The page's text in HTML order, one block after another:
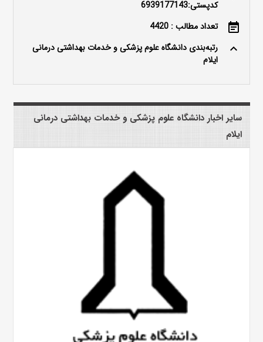
کدپستی:6939177143
event_note تعداد مطالب : 4420
keyboard_arrow_up
رتبه‌بندی دانشگاه علوم پزشکی و خدمات بهداشتی درمانی
ایلام
سایر اخبار دانشگاه علوم پزشکی و خدمات بهداشتی درمانی
ایلام